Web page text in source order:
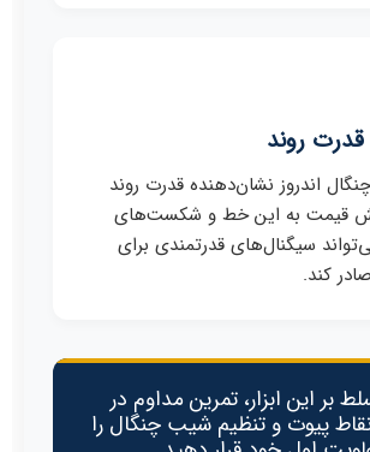
روند
اندروز نشان‌دهنده قدرت روند
قیمت به این خط و شکست‌های
سیگنال‌های قدرتمندی برای
کند.
بر این ابزار، تمرین مداوم در
پیوت و تنظیم شیب چنگال را